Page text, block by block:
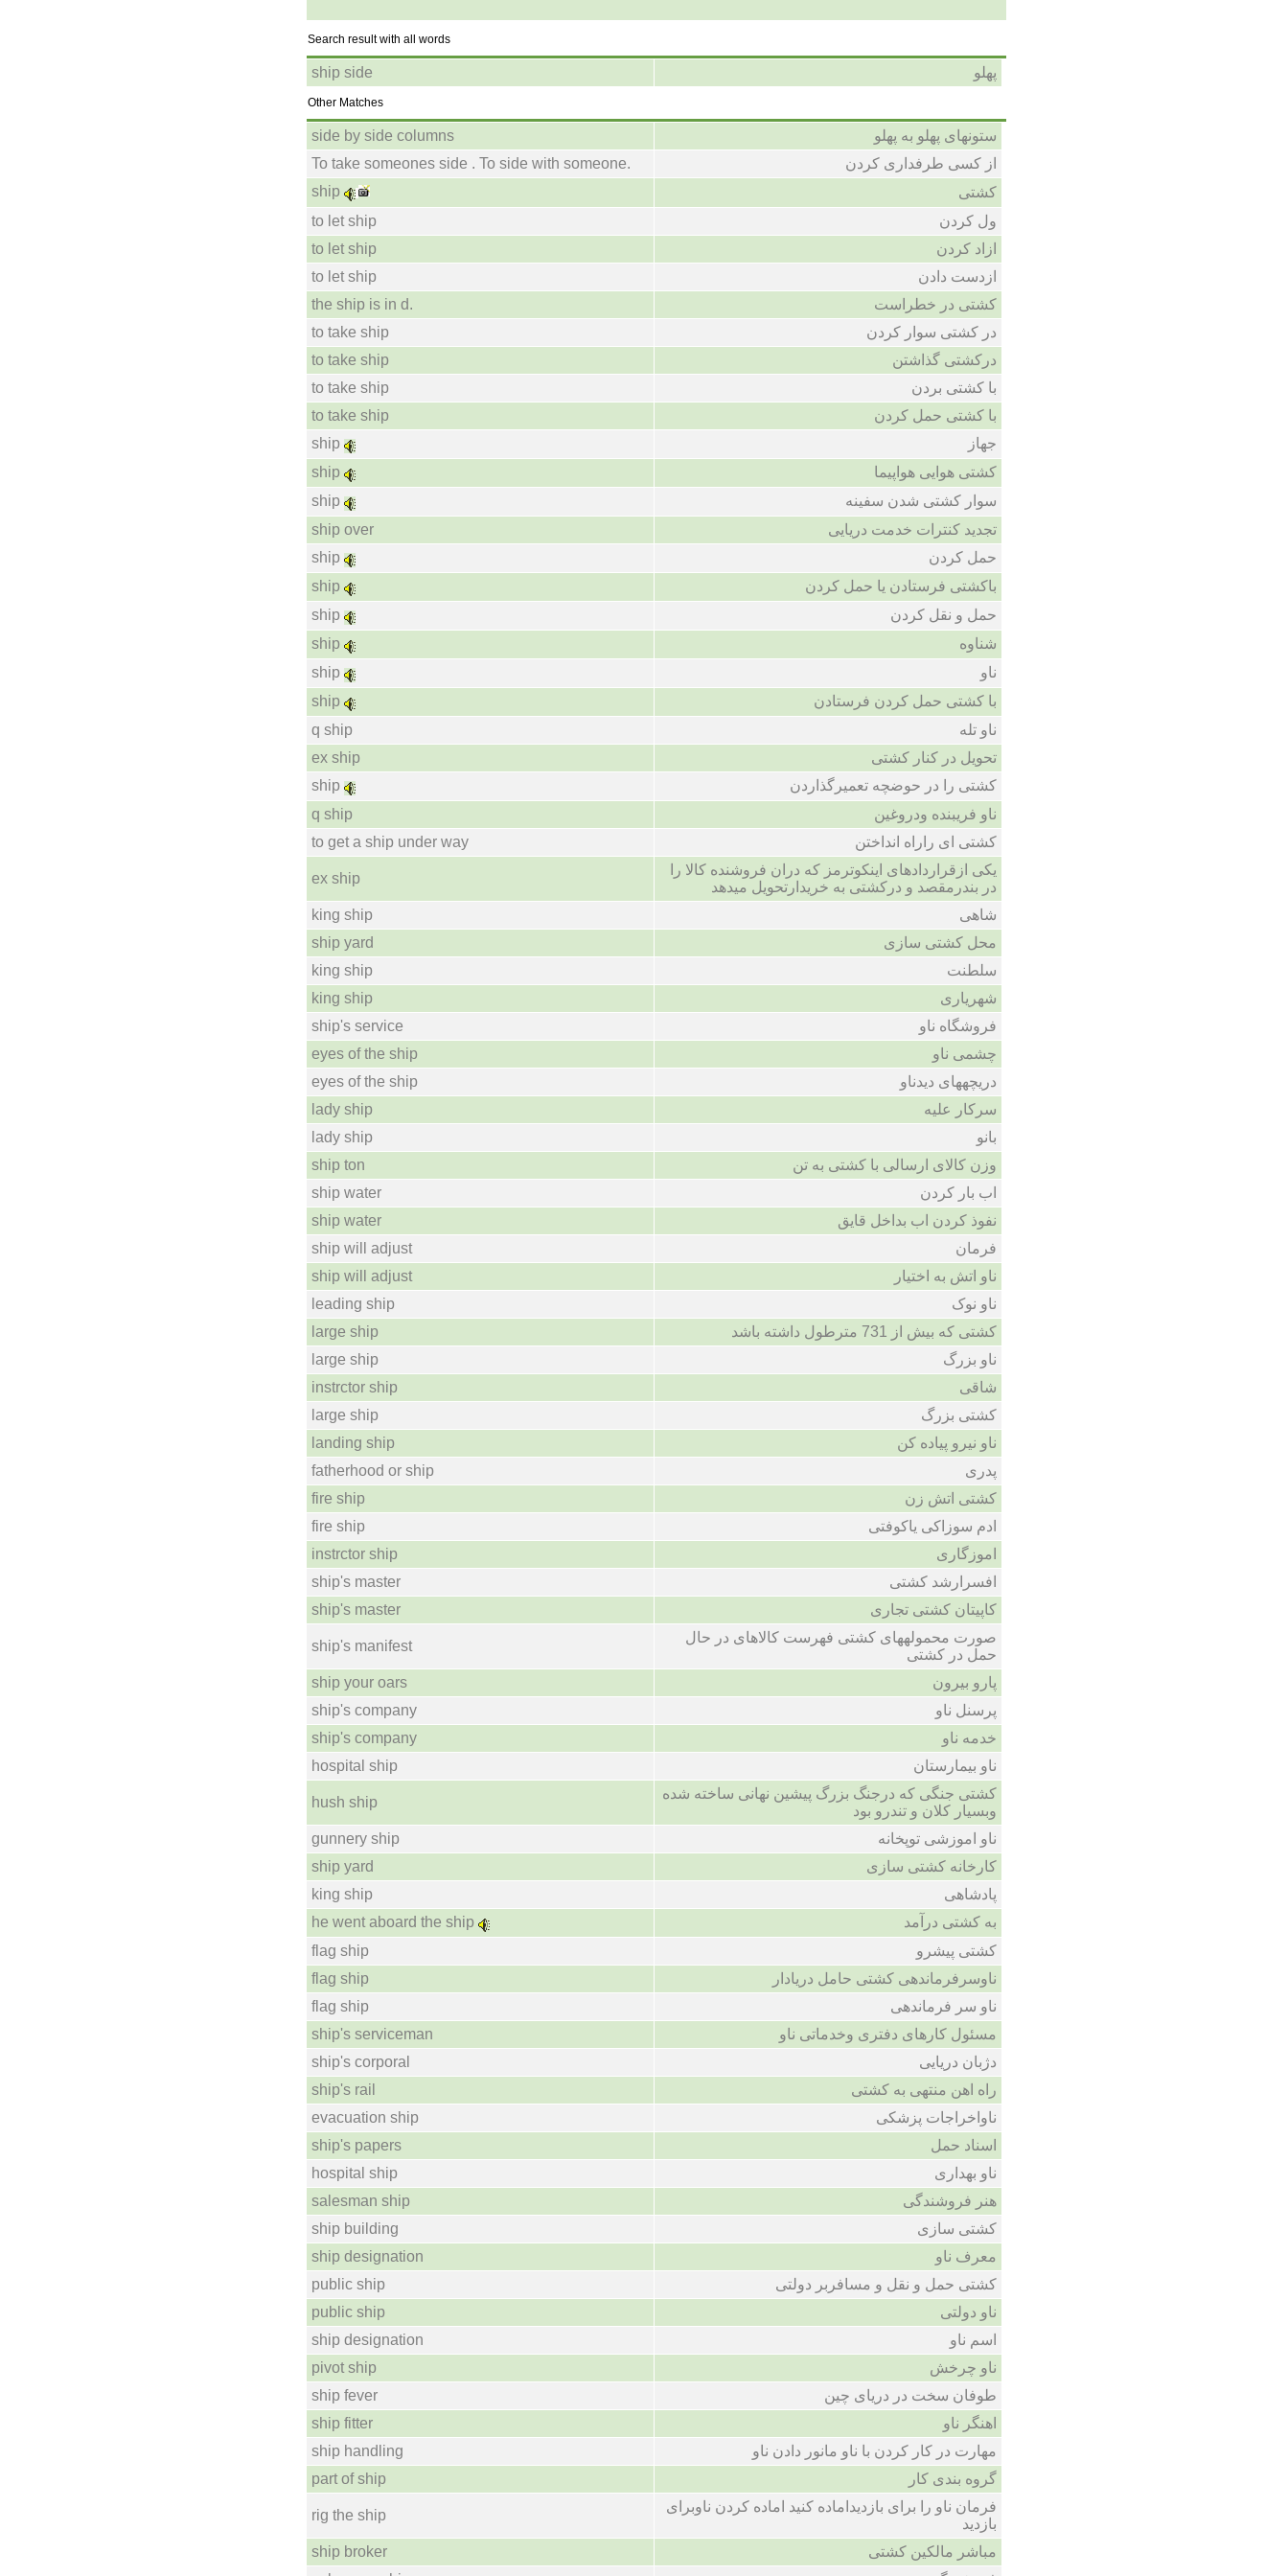
Search result with all words
ship side پهلو
Other Matches
side by side columns
ستونهای پهلو به پهلو
To take someones side . To side with someone.
از کسی طرفداری کردن
ship
کشتی
to let ship
ول کردن
to let ship
ازاد کردن
to let ship
ازدست دادن
the ship is in d.
کشتی در خطراست
to take ship
در کشتی سوار کردن
to take ship
درکشتی گذاشتن
to take ship
با کشتی بردن
to take ship
با کشتی حمل کردن
ship
جهاز
ship
کشتی هوایی هواپیما
ship
سوار کشتی شدن سفینه
ship over
تجدید کنترات خدمت دریایی
ship
حمل کردن
ship
باکشتی فرستادن یا حمل کردن
ship
حمل و نقل کردن
ship
شناوه
ship
ناو
ship
با کشتی حمل کردن فرستادن
q ship
ناو تله
ex ship
تحویل در کنار کشتی
ship
کشتی را در حوضچه تعمیرگذاردن
q ship
ناو فریبنده ودروغین
to get a ship under way
کشتی ای راراه انداختن
ex ship
یکی ازقراردادهای اینکوترمز که دران فروشنده کالا را
در بندرمقصد و درکشتی به خریدارتحویل میدهد
king ship
شاهی
ship yard
محل کشتی سازی
king ship
سلطنت
king ship
شهریاری
ship's service
فروشگاه ناو
eyes of the ship
چشمی ناو
eyes of the ship
دریچههای دیدناو
lady ship
سرکار علیه
lady ship
بانو
ship ton
وزن کالای ارسالی با کشتی به تن
ship water
اب بار کردن
ship water
نفوذ کردن اب بداخل قایق
ship will adjust
فرمان
ship will adjust
ناو اتش به اختیار
leading ship
ناو نوک
large ship
کشتی که بیش از 731 مترطول داشته باشد
large ship
ناو بزرگ
instrctor ship
شاقی
large ship
کشتی بزرگ
landing ship
ناو نیرو پیاده کن
fatherhood or ship
پدری
fire ship
کشتی اتش زن
fire ship
ادم سوزاکی یاکوفتی
instrctor ship
اموزگاری
ship's master
افسرارشد کشتی
ship's master
کاپیتان کشتی تجاری
ship's manifest
صورت محمولههای کشتی فهرست کالاهای در حال
حمل در کشتی
ship your oars
پارو بیرون
ship's company
پرسنل ناو
ship's company
خدمه ناو
hospital ship
ناو بیمارستان
hush ship
کشتی جنگی که درجنگ بزرگ پیشین نهانی ساخته شده
وبسیار کلان و تندرو بود
gunnery ship
ناو اموزشی توپخانه
ship yard
کارخانه کشتی سازی
king ship
پادشاهی
he went aboard the ship
به کشتی درآمد
flag ship
کشتی پیشرو
flag ship
ناوسرفرماندهی کشتی حامل دریادار
flag ship
ناو سر فرماندهی
ship's serviceman
مسئول کارهای دفتری وخدماتی ناو
ship's corporal
دژبان دریایی
ship's rail
راه اهن منتهی به کشتی
evacuation ship
ناواخراجات پزشکی
ship's papers
اسناد حمل
hospital ship
ناو بهداری
salesman ship
هنر فروشندگی
ship building
کشتی سازی
ship designation
معرف ناو
public ship
کشتی حمل و نقل و مسافربر دولتی
public ship
ناو دولتی
ship designation
اسم ناو
pivot ship
ناو چرخش
ship fever
طوفان سخت در دریای چین
ship fitter
اهنگر ناو
ship handling
مهارت در کار کردن با ناو مانور دادن ناو
part of ship
گروه بندی کار
rig the ship
فرمان ناو را برای بازدیداماده کنید اماده کردن ناوبرای
بازدید
ship broker
مباشر مالکین کشتی